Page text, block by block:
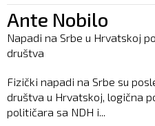
Ante Nobilo
Napadi na Srbe u Hrvatskoj
društva
Fizički napadi na Srbe su
društva u Hrvatskoj, logična
političara sa NDH i...